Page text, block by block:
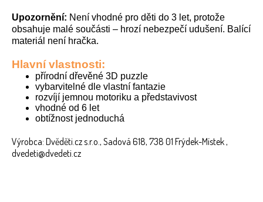
Upozornění: Není vhodné pro děti do 3 let, protože
obsahuje malé součásti – hrozí nebezpečí udušení. Balící
materiál není hračka.
Hlavní vlastnosti:
přírodní dřevěné 3D puzzle
vybarvitelné dle vlastní fantazie
rozvíjí jemnou motoriku a představivost
vhodné od 6 let
obtížnost jednoduchá
Výrobca: Dvěděti.cz s.r.o., Sadová 618, 738 01 Frýdek-Místek ,
dvedeti@dvedeti.cz